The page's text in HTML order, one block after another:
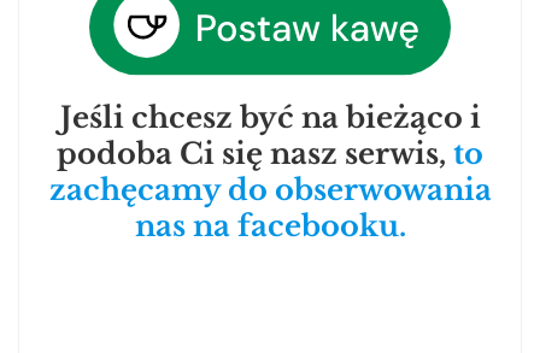
Jeśli chcesz być na bieżąco i
podoba Ci się nasz serwis, to
zachęcamy do obserwowania
nas na facebooku.